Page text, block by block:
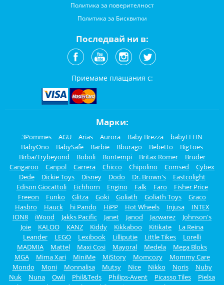
Политика за поверителност
Политика за Бисквитки
Последвай ни в:
Приемаме плащания с:
Марки:
3Pommes AGU Arias Aurora Baby Brezza
babyFEHN
BabyOno
BabySafe Barbie Bburago Bebetto
BigToes
Birba/Trybeyond
Boboli Bontempi Britax Römer
Bruder
Cangaroo
Canpol Carrera Chicco Chipolino Comsed
Cybex
Dede
Dickie Toys Disney Dodo Dr. Brown's
Eastcolight
Edison Giocattoli
Eichhorn Engino Falk Faro
Fisher Price
Freeon
Funko Glitza Goki Goliath Goliath Toys
Graco
Hasbro
Hauck hi Pando HiPP Hot Wheels Injusa
INTEX
ION8
iWood Jakks Pacific Janet Janod Jazwarez
Johnson's
Joie
KALOO KANZ Kiddy Kikkaboo Kitikate
La Reina
Leander
LEGO Lexibook Lilliputie Little Tikes
Lorelli
MADMIA
Mattel Maxi Cosi Mayoral Medela
Mega Bloks
MGA
Mima Xari MiniMe MiStory Momcozy
Mommy Care
Mondo
Moni Monnalisa Mutsy Nice Nikko Noris
Nuby
Nuk
Nuna Owli Phil&Teds Philips-Avent Picasso Tiles
Pielsa